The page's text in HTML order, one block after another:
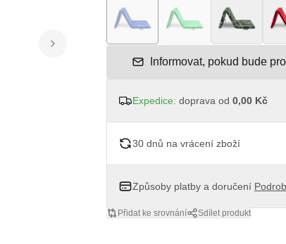
Informovat, pokud bude
Expedice: doprava od 0,00 Kč
30 dnů na vrácení zboží
Způsoby platby a doručení
Přidat ke srovnání Sdílet produkt